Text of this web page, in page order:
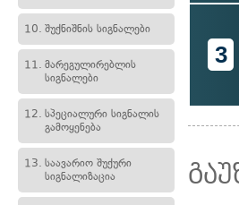
10. შუქნიშნის სიგნალები
11. მარეგულირებლის
სიგნალები
12. სპეციალური სიგნალის
გამოყენება
13. საავარიო შუქური
სიგნალიზაცია
3